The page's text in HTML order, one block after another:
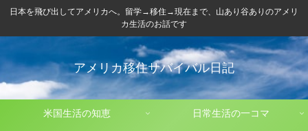
日本を飛び出してアメリカへ。留学→移住→現在まで、山あり谷ありのアメリ
カ生活のお話です
アメリカ移住サバイバル日記
米国生活の知恵 日常生活の一コマ